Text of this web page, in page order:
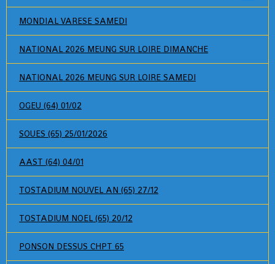
MONDIAL VARESE SAMEDI
NATIONAL 2026 MEUNG SUR LOIRE DIMANCHE
NATIONAL 2026 MEUNG SUR LOIRE SAMEDI
OGEU (64) 01/02
SOUES (65) 25/01/2026
AAST (64) 04/01
TOSTADIUM NOUVEL AN (65) 27/12
TOSTADIUM NOEL (65) 20/12
PONSON DESSUS CHPT 65